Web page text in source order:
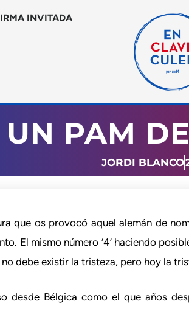
INVITADA
PAM
JORDI BLANCO
que os provocó aquel alemán de
El mismo número ‘4’ haciendo
debe existir la tristeza, pero hoy la
desde Bélgica como el que años